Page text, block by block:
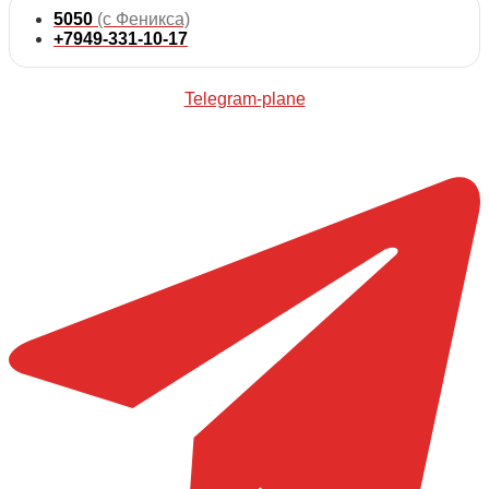
5050 (с Феникса)
+7949-331-10-17
Telegram-plane